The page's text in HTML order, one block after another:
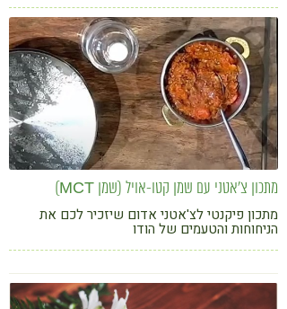
מתכון צ'אטני עם שמן קטו-אויל (שמן MCT)
מתכון פיקנטי לצ'אטני אדום שיזכיר לכם את
הניחוחות והטעמים של הודו